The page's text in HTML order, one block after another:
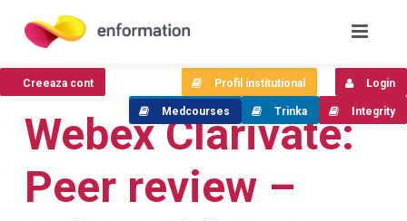
Webex Clarivate:
Peer review –
Creeaza cont Login
Profil institutional
Integrity
Trinka
Medcourses